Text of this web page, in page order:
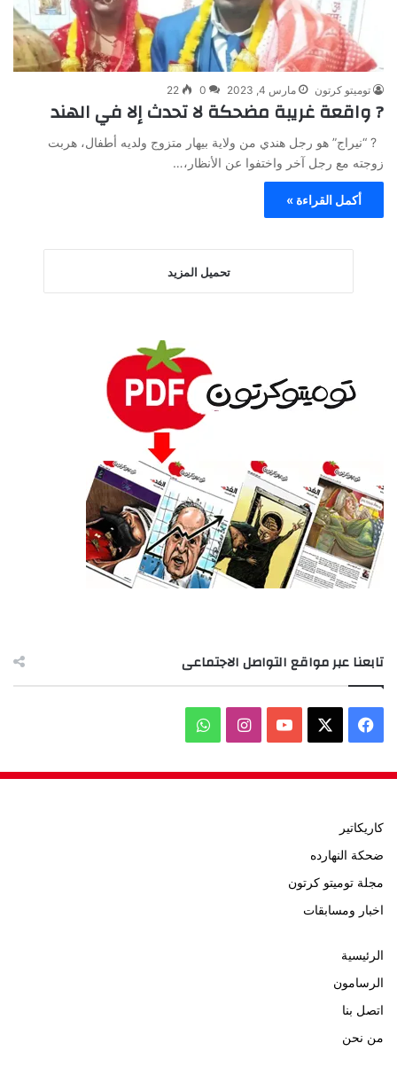
توميتو كرتون مارس 4, 2023 0
22
? واقعة غريبة مضحكة لا تحدث إلا في الهند
? “نيراج” هو رجل هندي من ولاية بيهار متزوج ولديه أطفال، هربت
زوجته مع رجل آخر واختفوا عن الأنظار،…
أكمل القراءة »
تحميل المزيد
تابعنا عبر مواقع التواصل الاجتماعى
فيسبوك ‫YouTubeانستقرامواتساب
كاريكاتير
ضحكة النهارده
مجلة توميتو كرتون
اخبار ومسابقات
الرئيسية
الرسامون
اتصل بنا
من نحن